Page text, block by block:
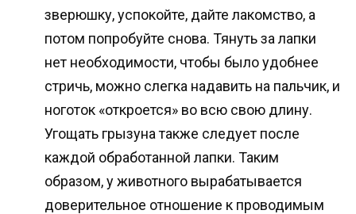
зверюшку, успокойте, дайте лакомство, а
потом попробуйте снова. Тянуть за лапки
нет необходимости, чтобы было удобнее
стричь, можно слегка надавить на пальчик, и
ноготок «откроется» во всю свою длину.
Угощать грызуна также следует после
каждой обработанной лапки. Таким
образом, у животного вырабатывается
доверительное отношение к проводимым